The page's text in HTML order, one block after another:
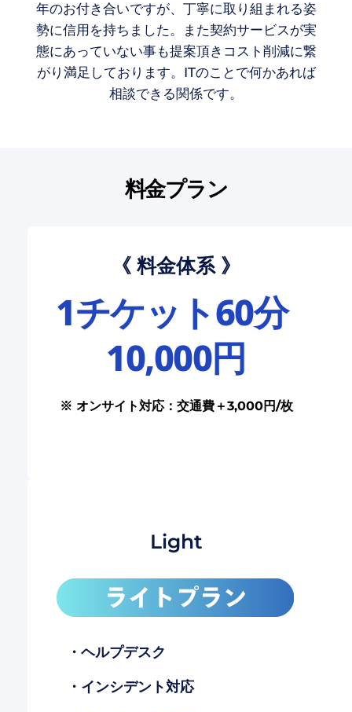
年のお付き合いですが、丁寧に取り組まれる姿
勢に信用を持ちました。また契約サービスが実
態にあっていない事も提案頂きコスト削減に繋
がり満足しております。ITのことで何かあれば
相談できる関係です。
料金プラン
《 料金体系 》
1チケット60分
10,000円
※ オンサイト対応：交通費＋3,000円/枚
Light
・ヘルプデスク
・インシデント対応